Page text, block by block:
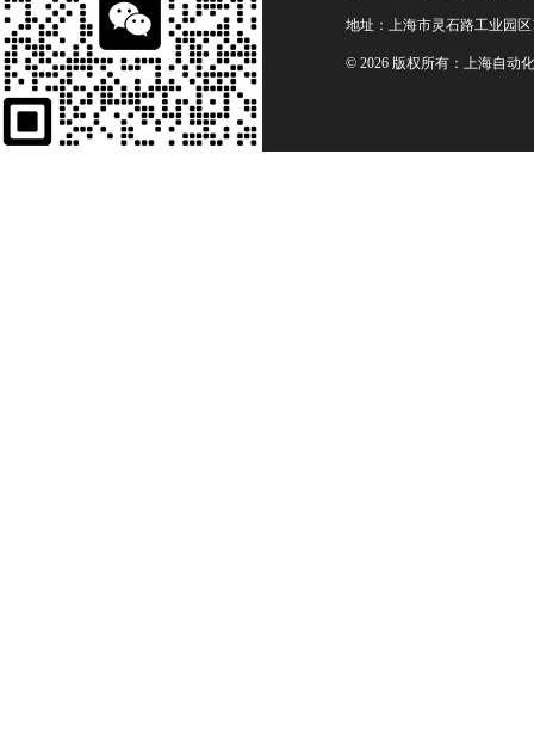
地址：上海市灵石路工业园区
© 2026 版权所有：上海自动